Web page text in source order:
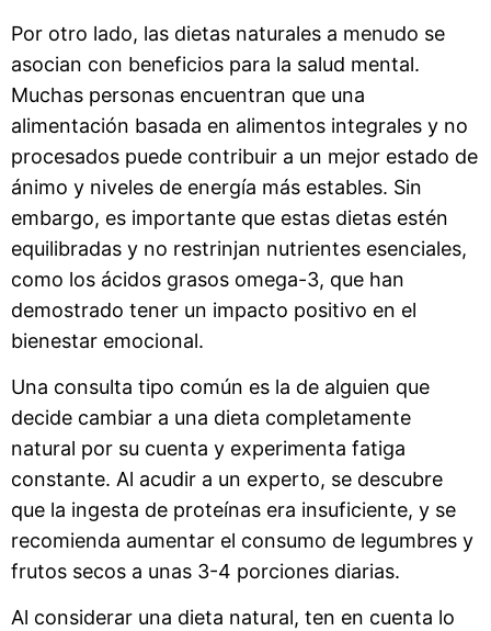
Por otro lado, las dietas naturales a menudo se
asocian con beneficios para la salud mental.
Muchas personas encuentran que una
alimentación basada en alimentos integrales y no
procesados puede contribuir a un mejor estado de
ánimo y niveles de energía más estables. Sin
embargo, es importante que estas dietas estén
equilibradas y no restrinjan nutrientes esenciales,
como los ácidos grasos omega-3, que han
demostrado tener un impacto positivo en el
bienestar emocional.
Una consulta tipo común es la de alguien que
decide cambiar a una dieta completamente
natural por su cuenta y experimenta fatiga
constante. Al acudir a un experto, se descubre
que la ingesta de proteínas era insuficiente, y se
recomienda aumentar el consumo de legumbres y
frutos secos a unas 3-4 porciones diarias.
Al considerar una dieta natural, ten en cuenta lo